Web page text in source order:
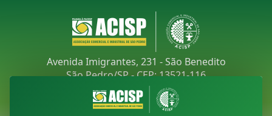
Avenida Imigrantes, 231 - São Benedito
São Pedro/SP - CEP: 13521-116
Telefone:(19) 3481-9030
acisp@acispsaopedro.com.br